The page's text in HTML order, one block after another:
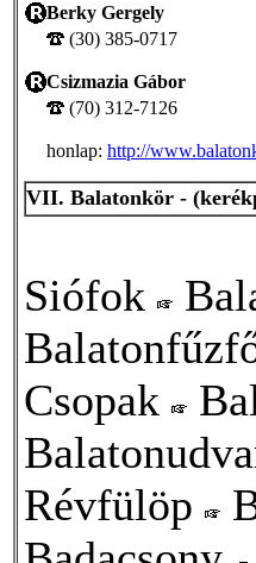
Berky Gergely
(30) 385-0717
Csizmazia Gábor
(70) 312-7126
honlap: http://
VII. Balatonkör -
Siófok
Csopak
Révfülöp